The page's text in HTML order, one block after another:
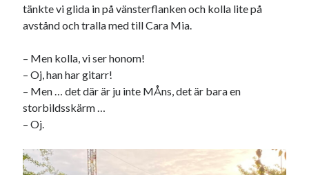
död England fest film fotboll
Julkalenderfacit
julkalendern 2021 Julkalendern 2024 konst
kåseri
nostalgi radio
tänkte vi glida in på vänsterflanken och kolla lite på
avstånd och tralla med till Cara Mia.
– Men kolla, vi ser honom!
– Oj, han har gitarr!
– Men … det där är ju inte MÅns, det är bara en
storbildsskärm …
– Oj.